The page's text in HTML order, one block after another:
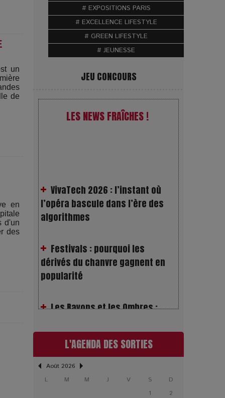
un
de
en
d'un
des
# EXPOSITIONS PARIS
# EXCELLENCE LIFESTYLE
# GREEN LIFESTYLE
# JEUNESSE
JEU CONCOURS
LES NEWS FRAÎCHES !
algorithmes
Festivals : pourquoi les
popularité
Les Rayons et les Ombres :
?
Gourou : quand le business du
bonheur devient un thriller
LOL 2.0 : aimer, grandir et se
L'AGENDA DES SORTIES
Août 2026
L
M M J V S
D
1
2